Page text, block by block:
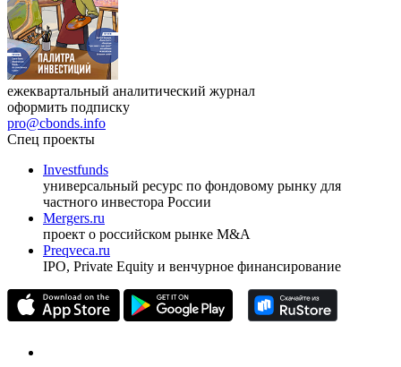
ежеквартальный аналитический журнал
оформить подписку
pro@cbonds.info
Спец проекты
Investfunds
универсальный ресурс по фондовому рынку для
частного инвестора России
Mergers.ru
проект о российском рынке M&A
Preqveca.ru
IPO, Private Equity и венчурное финансирование